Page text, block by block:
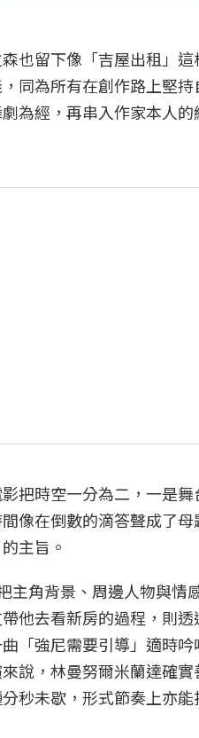
也留下像「吉屋出租」
同為所有在創作路上堅
為經，再串入作家本人
把時空一分為二，一是舞
像在倒數的滴答聲成了
主旨。
主角背景、周邊人物與情
他去看新房的過程，則
「強尼需要引導」適時
說，林曼努爾米蘭達確實
秒未歇，形式節奏上亦能